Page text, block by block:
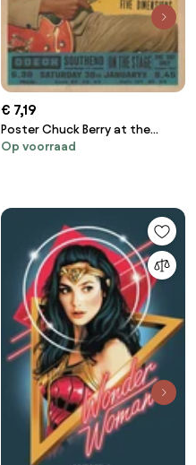
€ 7,19
Poster Chuck Berry at the
Odeon - Southend
Op voorraad